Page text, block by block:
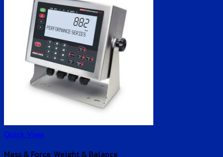
Quick View
Mass & Force, Weight & Balance